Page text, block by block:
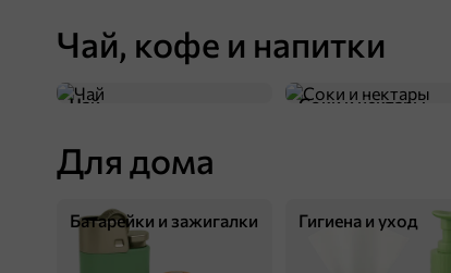
Чай, кофе и напитки
Чай Соки и нектары
Для дома
Батарейки и зажигалки Гигиена и уход